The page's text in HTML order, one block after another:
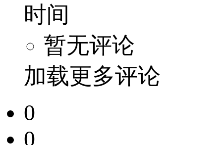
时间
暂无评论
加载更多评论
0
0